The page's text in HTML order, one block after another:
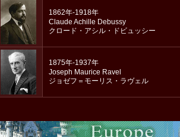
1862年-1918年
Claude Achille Debussy
クロード・アシル・ドビュッシー
1875年-1937年
Joseph Maurice Ravel
ジョゼフ＝モーリス・ラヴェル